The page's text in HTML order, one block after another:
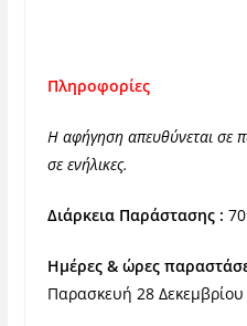
Πληροφορίες
Η αφήγηση απευθύνεται σε
σε ενήλικες.
Διάρκεια Παράστασης :
Ημέρες & ώρες
Παρασκευή 28 Δεκεμβρίου